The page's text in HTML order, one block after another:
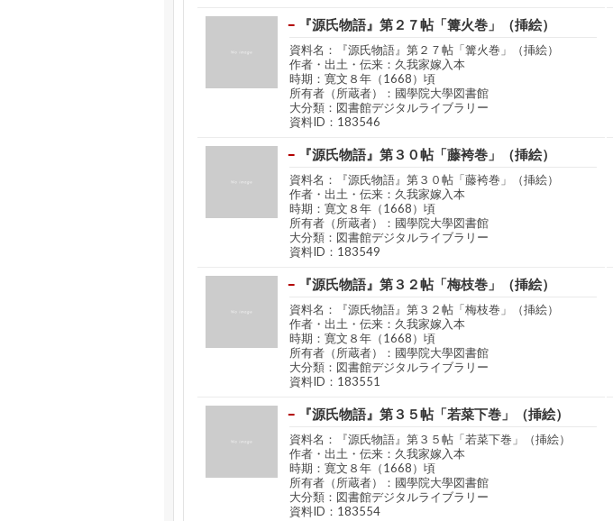
『源氏物語』第２７帖「篝火巻」（挿絵）
資料名：『源氏物語』第２７帖「篝火巻」（挿絵）
作者・出土・伝来：久我家嫁入本
時期：寛文８年（1668）頃
所有者（所蔵者）：國學院大學図書館
大分類：図書館デジタルライブラリー
資料ID：183546
『源氏物語』第３０帖「藤袴巻」（挿絵）
資料名：『源氏物語』第３０帖「藤袴巻」（挿絵）
作者・出土・伝来：久我家嫁入本
時期：寛文８年（1668）頃
所有者（所蔵者）：國學院大學図書館
大分類：図書館デジタルライブラリー
資料ID：183549
『源氏物語』第３２帖「梅枝巻」（挿絵）
資料名：『源氏物語』第３２帖「梅枝巻」（挿絵）
作者・出土・伝来：久我家嫁入本
時期：寛文８年（1668）頃
所有者（所蔵者）：國學院大學図書館
大分類：図書館デジタルライブラリー
資料ID：183551
『源氏物語』第３５帖「若菜下巻」（挿絵）
資料名：『源氏物語』第３５帖「若菜下巻」（挿絵）
作者・出土・伝来：久我家嫁入本
時期：寛文８年（1668）頃
所有者（所蔵者）：國學院大學図書館
大分類：図書館デジタルライブラリー
資料ID：183554